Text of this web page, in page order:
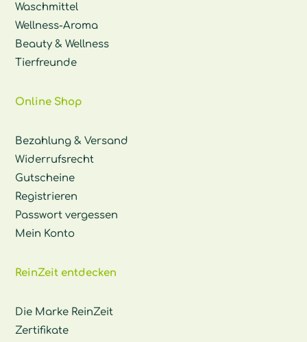
Waschmittel
Wellness-Aroma
Beauty & Wellness
Tierfreunde
Online Shop
Bezahlung & Versand
Widerrufsrecht
Gutscheine
Registrieren
Passwort vergessen
Mein Konto
ReinZeit entdecken
Die Marke ReinZeit
Zertifikate